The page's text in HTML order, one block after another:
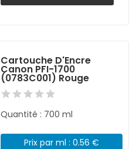
Cartouche D'Encre
Canon PFI-1700
(0783C001) Rouge
Quantité : 700 ml
Prix par ml : 0.56 €